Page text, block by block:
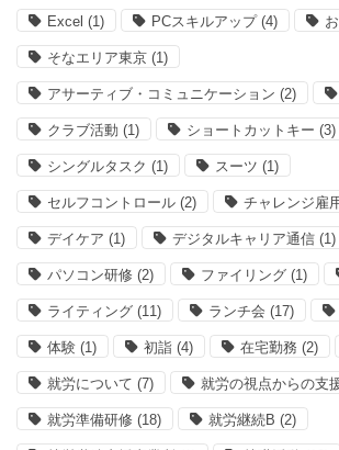
Excel (1) PCスキルアップ(4)
そなエリア東京 (1)
アサーティブ・コミュニケーション (2)
クラブ活動 (1) ショートカットキー (3)
シングルタスク (1) スーツ (1)
セルフコントロール (2) チャレンジ雇
デイケア (1) デジタルキャリア通信 (1)
パソコン研修 (2) ファイリング (1)
ライティング (11) ランチ会 (17)
体験 (1) 初詣 (4) 在宅勤務 (2)
就労について (7) 就労の視点からの支
就労準備研修 (18) 就労継続B (2)